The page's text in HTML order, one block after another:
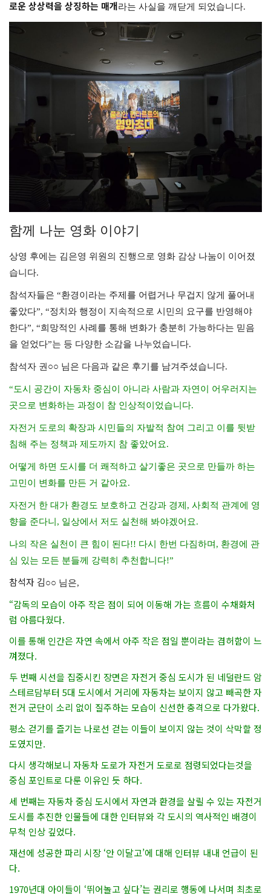
로운 상상력을 상징하는 매개라는 사실을 깨닫게 되었습니다.
함께 나눈 영화 이야기
상영 후에는 김은영 위원의 진행으로 영화 감상 나눔이 이어졌
습니다.
참석자들은 “환경이라는 주제를 어렵거나 무겁지 않게 풀어내
좋았다”, “정치와 행정이 지속적으로 시민의 요구를 반영해야
한다”, “희망적인 사례를 통해 변화가 충분히 가능하다는 믿음
을 얻었다”는 등 다양한 소감을 나누었습니다.
참석자 권○○ 님은 다음과 같은 후기를 남겨주셨습니다.
“도시 공간이 자동차 중심이 아니라 사람과 자연이 어우러지는
곳으로 변화하는 과정이 참 인상적이었습니다.
자전거 도로의 확장과 시민들의 자발적 참여 그리고 이를 뒷받
침해 주는 정책과 제도까지 참 좋았어요.
어떻게 하면 도시를 더 쾌적하고 살기좋은 곳으로 만들까 하는
고민이 변화를 만든 거 같아요.
자전거 한 대가 환경도 보호하고 건강과 경제, 사회적 관계에 영
향을 준다니, 일상에서 저도 실천해 봐야겠어요.
나의 작은 실천이 큰 힘이 된다!! 다시 한번 다짐하며, 환경에 관
심 있는 모든 분들께 강력히 추천합니다!”
참석자 김○○ 님은,
“감독의 모습이 아주 작은 점이 되어 이동해 가는 흐름이 수채화처
럼 아름다웠다.
이를 통해 인간은 자연 속에서 아주 작은 점일 뿐이라는 겸허함이 느
껴졌다.
두 번째 시선을 집중시킨 장면은 자전거 중심 도시가 된 네덜란드 암
스테르담부터 5대 도시에서 거리에 자동차는 보이지 않고 빼곡한 자
전거 군단이 소리 없이 질주하는 모습이 신선한 충격으로 다가왔다.
평소 걷기를 즐기는 나로선 걷는 이들이 보이지 않는 것이 삭막할 정
도였지만.
다시 생각해보니 자동차 도로가 자전거 도로로 점령되었다는것을
중심 포인트로 다룬 이유인 듯 하다.
세 번째는 자동차 중심 도시에서 자연과 환경을 살릴 수 있는 자전거
도시를 추진한 인물들에 대한 인터뷰와 각 도시의 역사적인 배경이
무척 인상 깊었다.
재선에 성공한 파리 시장 ‘안 이달고’에 대해 인터뷰 내내 언급이 된
다.
1970년대 아이들이 ‘뛰어놀고 싶다’는 권리로 행동에 나서며 최초로